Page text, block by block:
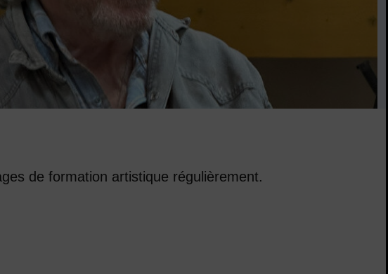
de formation artistique régulièrement.